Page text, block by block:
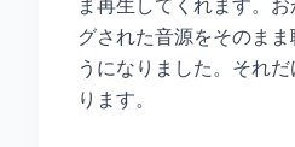
ま再生してくれます。
グされた音源をそのま
うになりました。それ
ります。